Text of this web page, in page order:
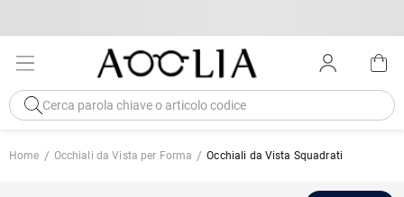
Home Occhiali da Vista per Forma Occhiali da Vista Squadrati